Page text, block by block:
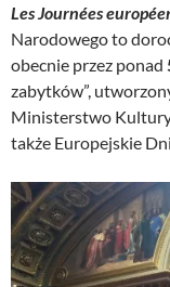
Les Journées
Narodowego to
obecnie przez ponad
zabytków”,
Ministerstwo
także Europejskie